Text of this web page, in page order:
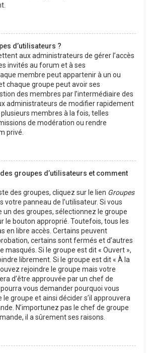
d’utilisateurs ?
aux administrateurs de gérer l’accès
invités au forum et à ses
membre peut appartenir à un ou
chaque groupe peut avoir ses
des membres par l’intermédiaire des
administrateurs de modifier rapidement
membres à la fois, telles
de modération ou rendre
privé.
groupes d’utilisateurs et comment
des groupes, cliquez sur le lien Groupes
votre panneau de l’utilisateur. Si vous
un des groupes, sélectionnez le groupe
le bouton approprié. Toutefois, tous les
en libre accès. Certains peuvent
certains sont fermés et d’autres
masqués. Si le groupe est dit « Ouvert »,
librement. Si le groupe est dit « À la
rejoindre le groupe mais votre
d’être approuvée par un chef de
vous demander pourquoi vous
groupe et ainsi décider s’il approuvera
N’importunez pas le chef de groupe
il a sûrement ses raisons.